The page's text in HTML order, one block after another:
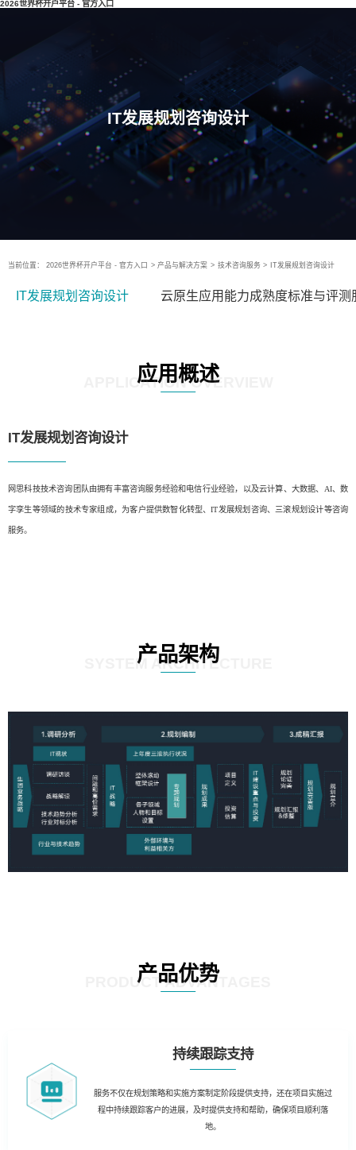
2026世界杯开户平台 - 官方入口
IT发展规划咨询设计
当前位置： 2026世界杯开户平台 - 官方入口 > 产品与解决方案 > 技术咨询服务 > IT发展规划咨询设计
IT发展规划咨询设计 云原生应用能力成熟度标准与评测
应用概述
APPLICATION OVERVIEW
IT发展规划咨询设计
网思科技技术咨询团队由拥有丰富咨询服务经验和电信行业经验，以及云计算、大数据、AI、数
字孪生等领域的技术专家组成，为客户提供数智化转型、IT发展规划咨询、三滚规划设计等咨询
服务。
产品架构
SYSTEM ARCHITECTURE
产品优势
PRODUCT ADVANTAGES
持续跟踪支持
服务不仅在规划策略和实施方案制定阶段提供支持，还在项目实施过
程中持续跟踪客户的进展，及时提供支持和帮助，确保项目顺利落
地。